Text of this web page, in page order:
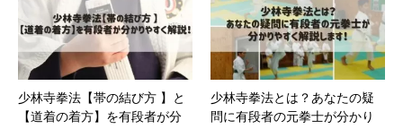
少林寺拳法【帯の結び方 】と
【道着の着方】を有段者が分
少林寺拳法とは？あなたの疑
問に有段者の元拳士が分かり